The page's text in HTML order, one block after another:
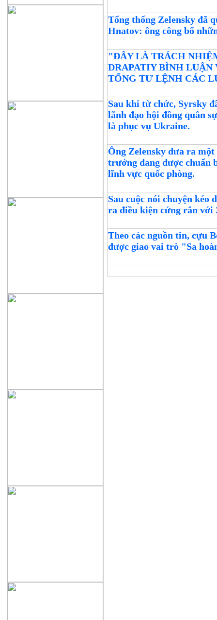
Tổng thống Zelensky đã
Hnatov: ông công bố
"ĐÂY LÀ TRÁCH
DRAPATIY BÌNH
TỔNG TƯ LỆNH CÁC
Sau khi từ chức, Syrsky
lãnh đạo hội đồng quân
là phục vụ Ukraine.
Ông Zelensky đưa ra
trưởng đang được chuẩn
lĩnh vực quốc phòng.
Sau cuộc nói chuyện kéo
ra điều kiện cứng rắn với
Theo các nguồn tin, cựu
được giao vai trò "Sa